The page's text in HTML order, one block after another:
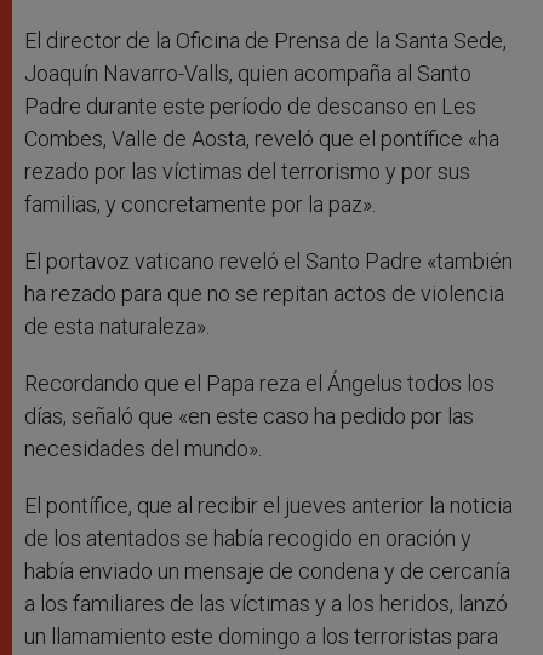
El director de la Oficina de Prensa de la Santa Sede,
Joaquín Navarro-Valls, quien acompaña al Santo
Padre durante este período de descanso en Les
Combes, Valle de Aosta, reveló que el pontífice «ha
rezado por las víctimas del terrorismo y por sus
familias, y concretamente por la paz».
El portavoz vaticano reveló el Santo Padre «también
ha rezado para que no se repitan actos de violencia
de esta naturaleza».
Recordando que el Papa reza el Ángelus todos los
días, señaló que «en este caso ha pedido por las
necesidades del mundo».
El pontífice, que al recibir el jueves anterior la noticia
de los atentados se había recogido en oración y
había enviado un mensaje de condena y de cercanía
a los familiares de las víctimas y a los heridos, lanzó
un llamamiento este domingo a los terroristas para